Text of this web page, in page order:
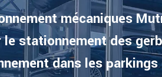
mécaniques
stationnement des
dans les